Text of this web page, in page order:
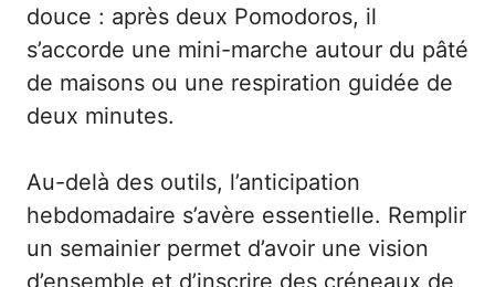
douce : après deux Pomodoros, il
s’accorde une mini-marche autour du pâté
de maisons ou une respiration guidée de
deux minutes.
Au-delà des outils, l’anticipation
hebdomadaire s’avère essentielle. Remplir
un semainier permet d’avoir une vision